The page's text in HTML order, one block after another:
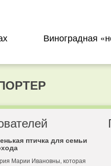
Виноградная
птичка для семьи
Марии Ивановны, которая